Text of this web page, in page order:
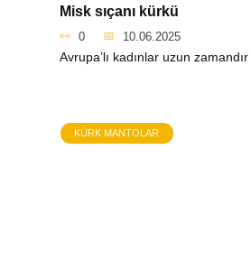
Misk sıçanı kürkü
0 10.06.2025
Avrupa’lı kadınlar uzun
KÜRK MANTOLAR